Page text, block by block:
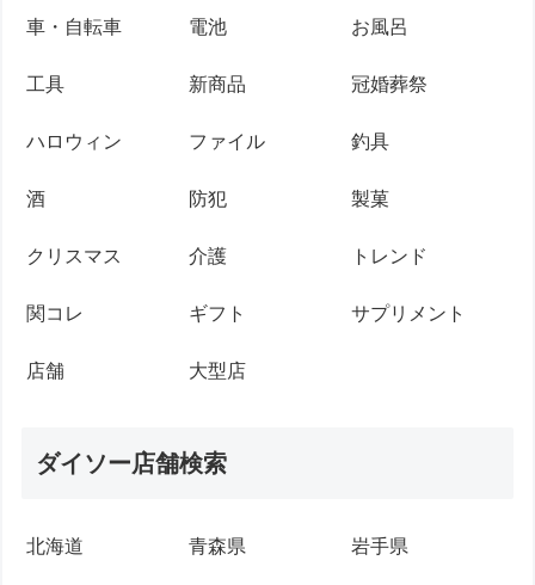
車・自転車 電池 お風呂
工具 新商品 冠婚葬祭
ハロウィン ファイル 釣具
酒 防犯 製菓
クリスマス 介護 トレンド
関コレ ギフト サプリメント
店舗 大型店
ダイソー店舗検索
北海道 青森県 岩手県